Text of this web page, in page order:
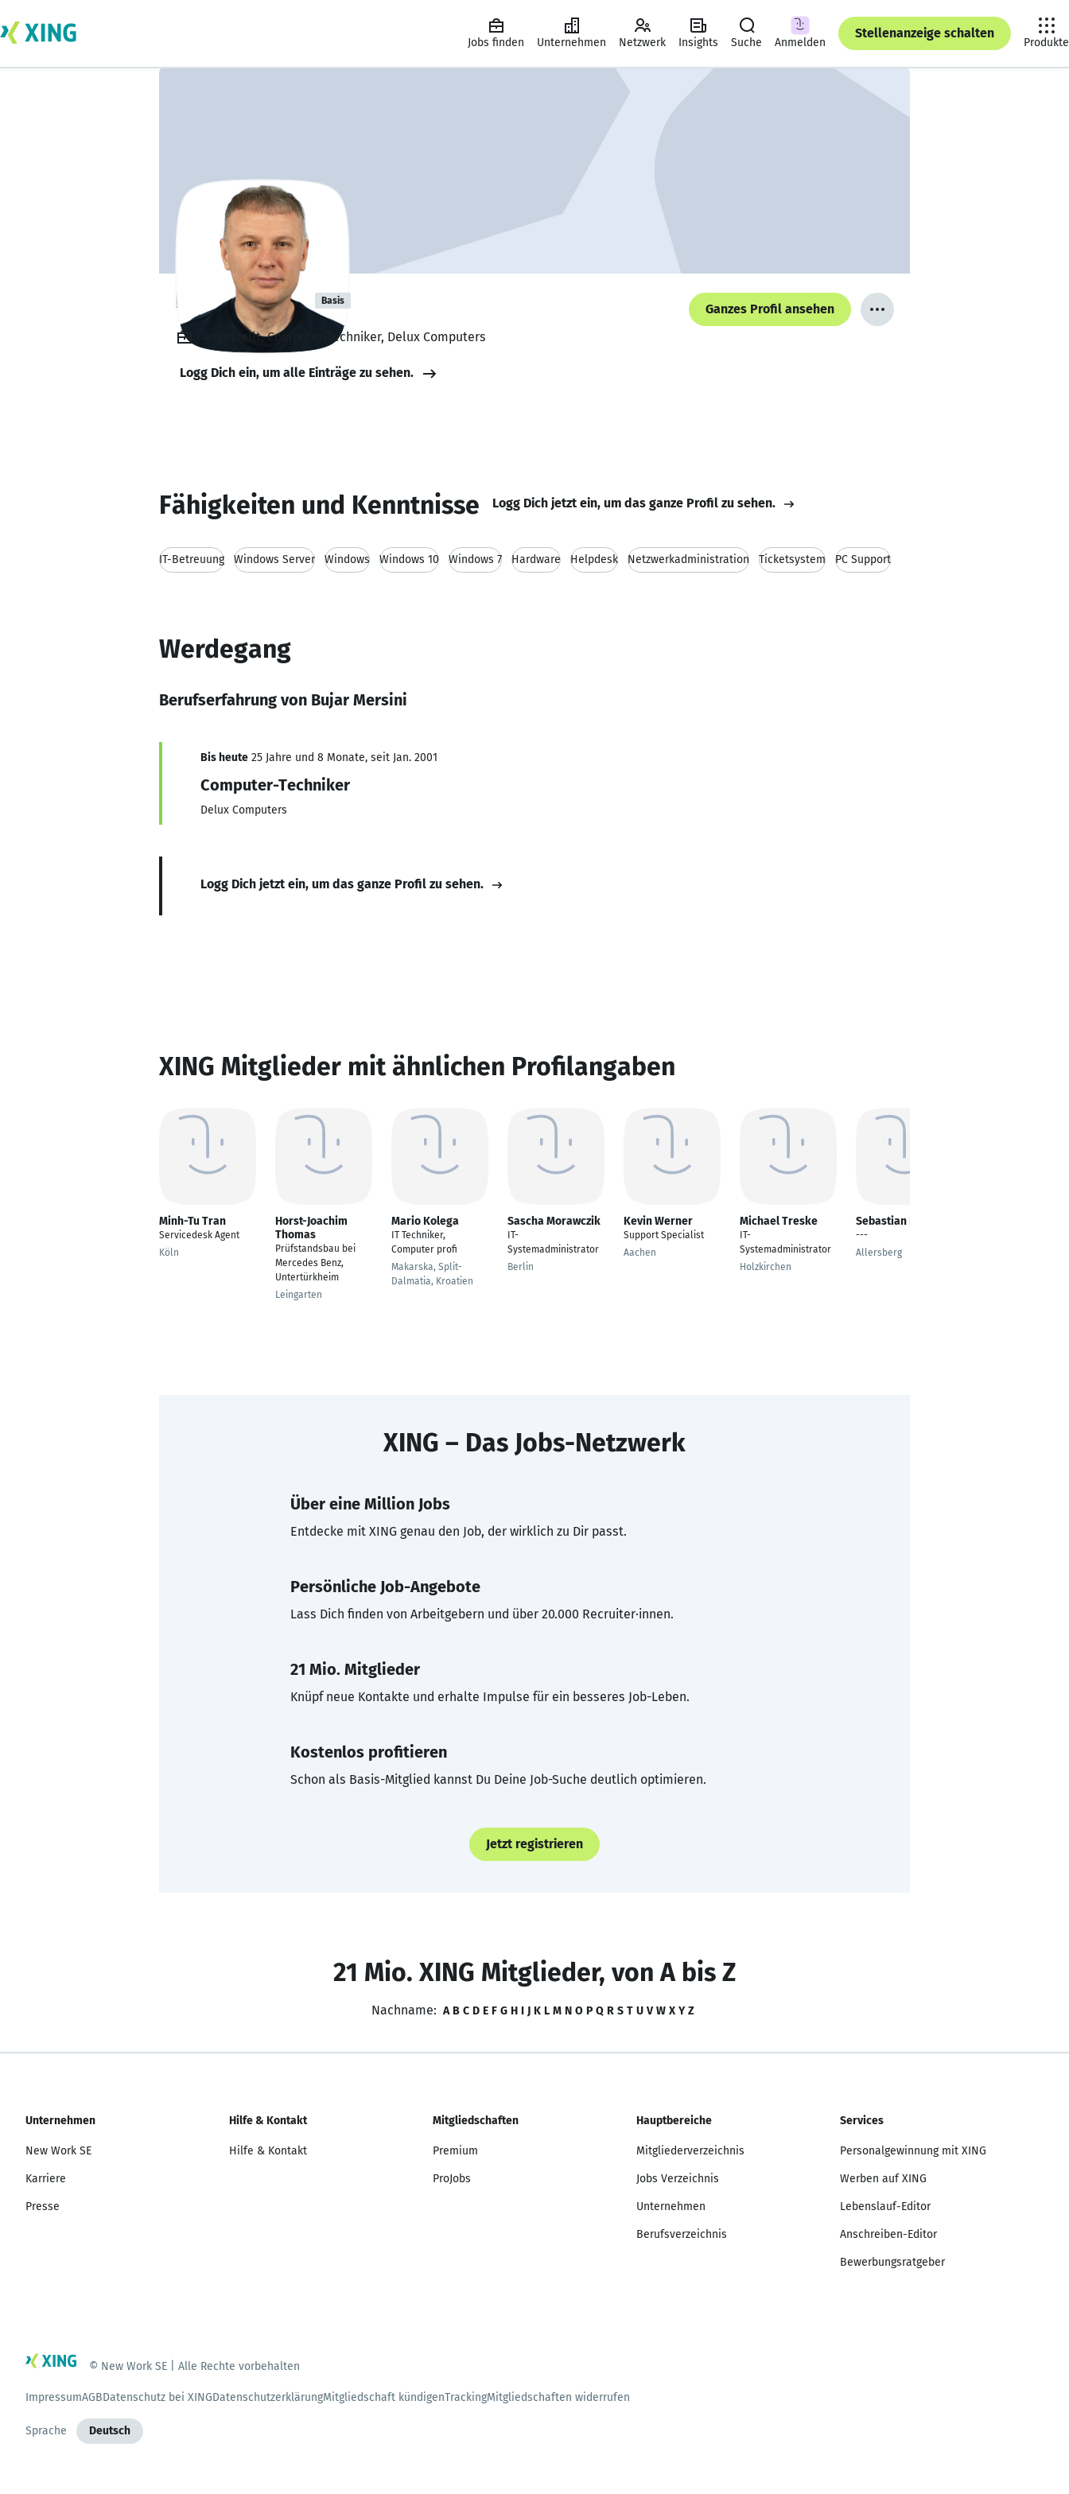
Jobs finden Unternehmen Netzwerk Insights Suche Anmelden
Stellenanzeige schalten
Produkte
Bujar Mersini Basis
Ganzes Profil ansehen
Angestellt, Computer-Techniker, Delux Computers
Logg Dich ein, um alle Einträge zu sehen.
Fähigkeiten und Kenntnisse Logg Dich jetzt ein, um das ganze Profil zu sehen.
IT-Betreuung Windows Server Windows Windows 10 Windows 7 Hardware Helpdesk Netzwerkadministration Ticketsystem PC Support
Werdegang
Berufserfahrung von Bujar Mersini
Bis heute 25 Jahre und 8 Monate, seit Jan. 2001
Computer-Techniker
Delux Computers
Logg Dich jetzt ein, um das ganze Profil zu sehen.
XING Mitglieder mit ähnlichen Profilangaben
Minh-Tu Tran
Servicedesk Agent
Köln
Horst-Joachim
Thomas
Prüfstandsbau bei
Mercedes Benz,
Untertürkheim
Leingarten
Mario Kolega
IT Techniker,
Computer profi
Makarska, Split-
Dalmatia, Kroatien
Sascha Morawczik
IT-
Systemadministrator
Berlin
Kevin Werner
Support Specialist
Aachen
Michael Treske
IT-
Systemadministrator
Holzkirchen
Sebastian Endres
---
Allersberg
XING – Das Jobs-Netzwerk
Über eine Million Jobs
Entdecke mit XING genau den Job, der wirklich zu Dir passt.
Persönliche Job-Angebote
Lass Dich finden von Arbeitgebern und über 20.000 Recruiter·innen.
21 Mio. Mitglieder
Knüpf neue Kontakte und erhalte Impulse für ein besseres Job-Leben.
Kostenlos profitieren
Schon als Basis-Mitglied kannst Du Deine Job-Suche deutlich optimieren.
Jetzt registrieren
21 Mio. XING Mitglieder, von A bis Z
Nachname: A B C D E F G H I J K L M N O P Q R S T U V W X Y Z
Unternehmen
New Work SE
Karriere
Presse
Hilfe & Kontakt
Hilfe & Kontakt
Mitgliedschaften
Premium
ProJobs
Hauptbereiche
Mitgliederverzeichnis
Jobs Verzeichnis
Unternehmen
Berufsverzeichnis
Services
Personalgewinnung mit XING
Werben auf XING
Lebenslauf-Editor
Anschreiben-Editor
Bewerbungsratgeber
© New Work SE | Alle Rechte vorbehalten
ImpressumAGBDatenschutz bei XINGDatenschutzerklärungMitgliedschaft kündigenTrackingMitgliedschaften widerrufen
Sprache Deutsch